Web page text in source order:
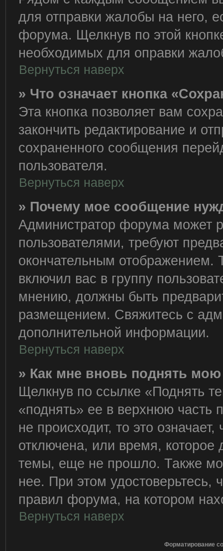
для отправки жалобы на него,
форума. Щелкнув по этой
необходимых для оправки
Вернуться наверх
» Что означает кнопка
Эта кнопка позволяет вам
закончить редактирование и
сохраненного сообщения
пользователя.
Вернуться наверх
» Почему мое сообщение
Администратор форума может
пользователями, требуют
окончательным отображением.
включил вас в группу
мнению, должны быть
размещением. Свяжитесь с
дополнительной информации.
Вернуться наверх
» Как мне вновь поднять
Щелкнув по ссылке «Поднять
«поднять» ее в верхнюю часть
не происходит, то это
отключена, или время, которое
темы, еще не прошло. Также
нее. При этом
правил форума, на котором
Вернуться наверх
Форматирование